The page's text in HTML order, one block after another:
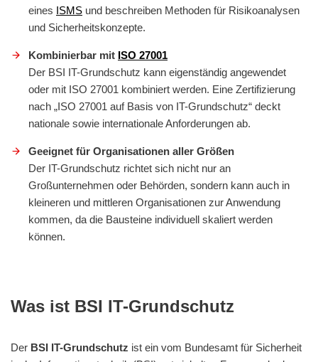
eines ISMS und beschreiben Methoden für Risikoanalysen
und Sicherheitskonzepte.
Kombinierbar mit ISO 27001
Der BSI IT-Grundschutz kann eigenständig angewendet
oder mit ISO 27001 kombiniert werden. Eine Zertifizierung
nach „ISO 27001 auf Basis von IT-Grundschutz“ deckt
nationale sowie internationale Anforderungen ab.
Geeignet für Organisationen aller Größen
Der IT-Grundschutz richtet sich nicht nur an
Großunternehmen oder Behörden, sondern kann auch in
kleineren und mittleren Organisationen zur Anwendung
kommen, da die Bausteine individuell skaliert werden
können.
Was ist BSI IT-Grundschutz
Der BSI IT-Grundschutz ist ein vom Bundesamt für Sicherheit